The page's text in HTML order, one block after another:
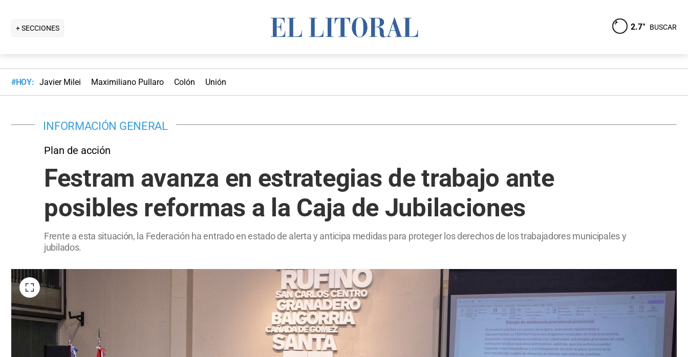
+ SECCIONES 2.7° BUSCAR
#HOY: Javier Milei Maximiliano Pullaro Colón Unión
INFORMACIÓN GENERAL
Plan de acción
Festram avanza en estrategias de trabajo ante
posibles reformas a la Caja de Jubilaciones
Frente a esta situación, la Federación ha entrado en estado de alerta y anticipa medidas para proteger los derechos de los trabajadores municipales y
jubilados.